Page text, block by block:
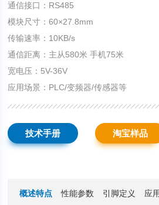
通信接口：RS485
模块尺寸：60×27.8mm
传输速率：10KB/s
通信距离：主从580米 手机75米
宽电压：5V-36V
应用场景：PLC/变频器/传感器等
技术手册 淘宝样品
概述特点 性能参数 引脚定义 应